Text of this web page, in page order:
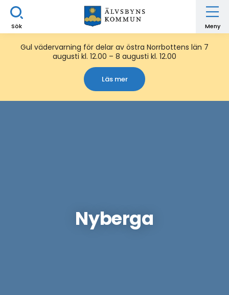
Sök Meny
Gul vädervarning för delar av östra Norrbottens län 7
augusti kl. 12.00 – 8 augusti kl. 12.00
Läs mer
Nyberga